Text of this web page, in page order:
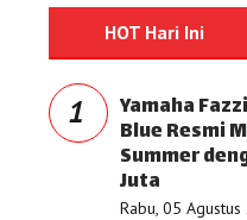
HOT Hari Ini
1 Yamaha
Blue Resmi
Summer
Juta
Rabu, 05